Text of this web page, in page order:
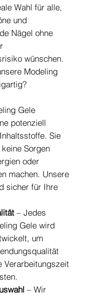
Wahl für alle,
und
Nägel ohne
wünschen.
Modeling
Gele
potenziell
Sie
Sorgen
oder
machen. Unsere
sicher für Ihre
– Jedes
Gele wird
um
Verarbeitungszeit
– Wir